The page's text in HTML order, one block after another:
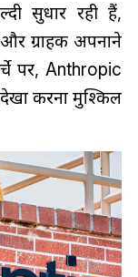
सुधार रही हैं,
और ग्राहक अपनाने
पर, Anthropic
करना मुश्किल